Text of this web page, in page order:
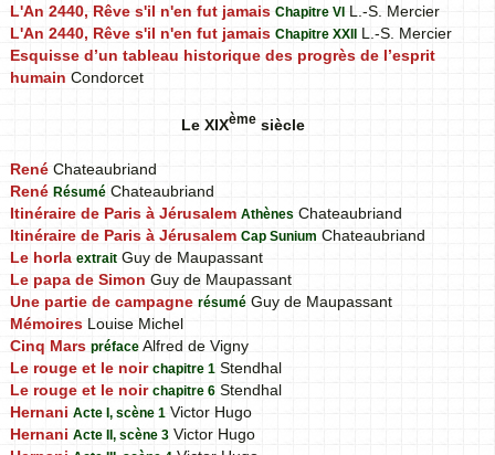
L'An 2440, Rêve s'il n'en fut jamais Chapitre VI L.-S. Mercier
L'An 2440, Rêve s'il n'en fut jamais Chapitre XXII
L.-S. Mercier
Esquisse d’un tableau historique des progrès de l’esprit
humain Condorcet
Le XIXèmesiècle
René Chateaubriand
René Résumé Chateaubriand
Itinéraire de Paris à Jérusalem Athènes Chateaubriand
Itinéraire de Paris à Jérusalem Cap Sunium Chateaubriand
Le horla extrait Guy de Maupassant
Le papa de Simon Guy de Maupassant
Une partie de campagne résumé Guy de Maupassant
Mémoires Louise Michel
Cinq Mars préface Alfred de Vigny
Le rouge et le noir chapitre 1 Stendhal
Le rouge et le noir chapitre 6 Stendhal
Hernani Acte I, scène 1 Victor Hugo
Hernani Acte II, scène 3 Victor Hugo